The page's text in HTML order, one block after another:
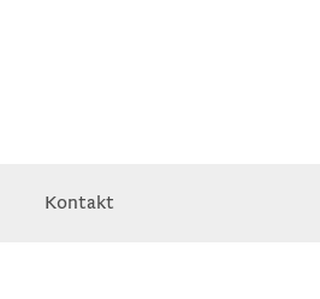
Kontakt